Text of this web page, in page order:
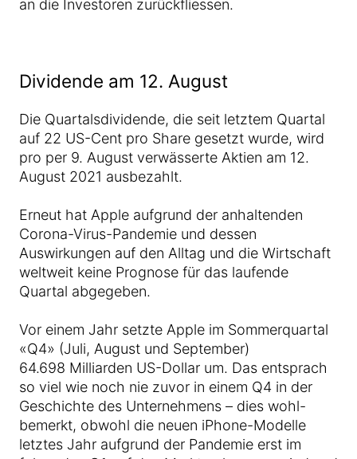
an die Investoren zurückfliessen.
Dividende am 12. August
Die Quartalsdividende, die seit letztem Quartal
auf 22 US-Cent pro Share gesetzt wurde, wird
pro per 9. August verwässerte Aktien am 12.
August 2021 ausbezahlt.
Erneut hat Apple aufgrund der anhaltenden
Corona-Virus-Pandemie und dessen
Auswirkungen auf den Alltag und die Wirtschaft
weltweit keine Prognose für das laufende
Quartal abgegeben.
Vor einem Jahr setzte Apple im Sommerquartal
«Q4» (Juli, August und September)
64.698 Milliarden US-Dollar um. Das entsprach
so viel wie noch nie zuvor in einem Q4 in der
Geschichte des Unternehmens – dies wohl-
bemerkt, obwohl die neuen iPhone-Modelle
letztes Jahr aufgrund der Pandemie erst im